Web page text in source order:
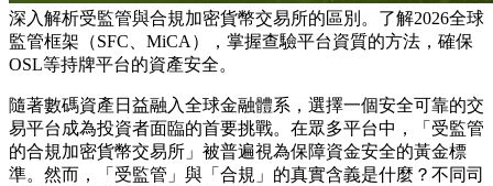
深入解析受監管與合規加密貨幣交易所的區別。了解2026全球
監管框架（SFC、MiCA），掌握查驗平台資質的方法，確保
OSL等持牌平台的資產安全。
隨著數碼資產日益融入全球金融體系，選擇一個安全可靠的交
易平台成為投資者面臨的首要挑戰。在眾多平台中，「受監管
的合規加密貨幣交易所」被普遍視為保障資金安全的黃金標
準。然而，「受監管」與「合規」的真實含義是什麼？不同司